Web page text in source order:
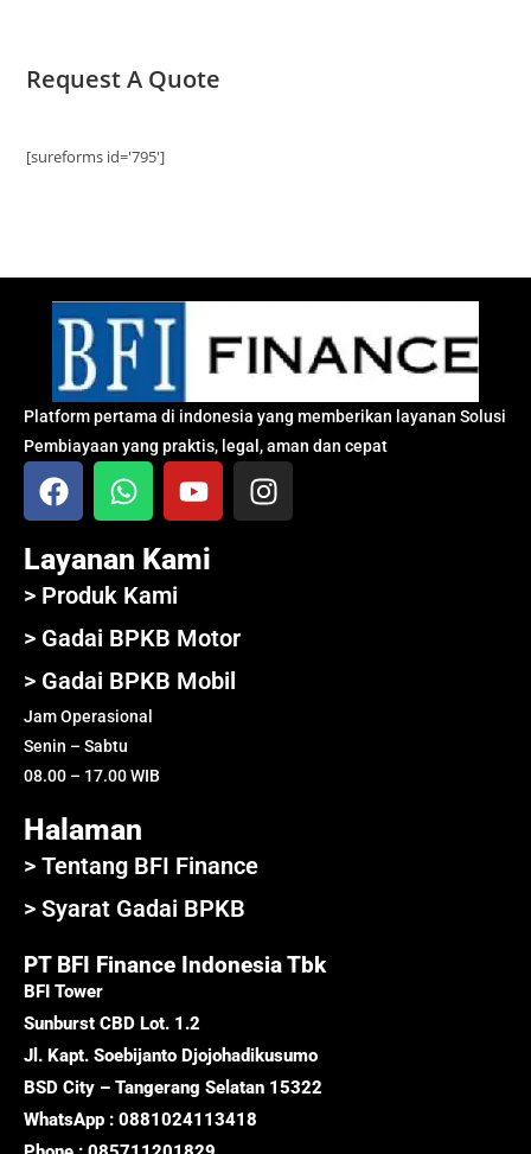
Request A Quote
[sureforms id='795']
Platform pertama di indonesia yang memberikan layanan Solusi
Pembiayaan yang praktis, legal, aman dan cepat
Layanan Kami
> Produk Kami
> Gadai BPKB Motor
> Gadai BPKB Mobil
Jam Operasional
Senin – Sabtu
08.00 – 17.00 WIB
Halaman
> Tentang BFI Finance
> Syarat Gadai BPKB
PT BFI Finance Indonesia Tbk
BFI Tower
Sunburst CBD Lot. 1.2
Jl. Kapt. Soebijanto Djojohadikusumo
BSD City – Tangerang Selatan 15322
WhatsApp : 0881024113418